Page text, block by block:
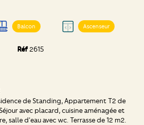
Balcon Ascenseur
Réf2615
de Standing, Appartement T2 de
avec placard, cuisine aménagée et
salle d'eau avec wc. Terrasse de 12 m2.